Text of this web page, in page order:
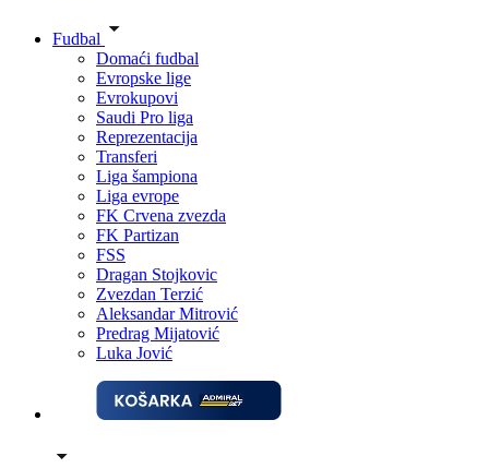
Fudbal
Domaći fudbal
Evropske lige
Evrokupovi
Saudi Pro liga
Reprezentacija
Transferi
Liga šampiona
Liga evrope
FK Crvena zvezda
FK Partizan
FSS
Dragan Stojkovic
Zvezdan Terzić
Aleksandar Mitrović
Predrag Mijatović
Luka Jović